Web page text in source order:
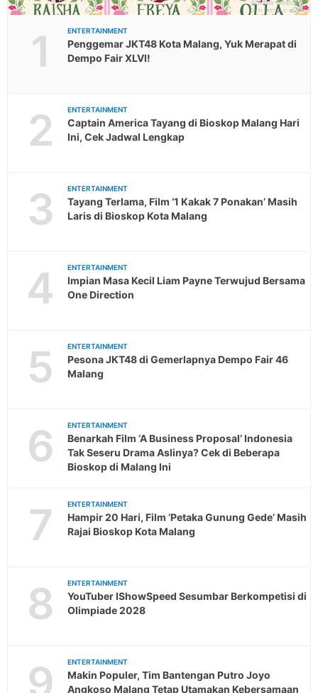
1 ENTERTAINMENT
Penggemar JKT48 Kota Malang, Yuk Merapat di
Dempo Fair XLVI!
2 ENTERTAINMENT
Captain America Tayang di Bioskop Malang Hari
Ini, Cek Jadwal Lengkap
3 ENTERTAINMENT
Tayang Terlama, Film ‘1 Kakak 7 Ponakan’ Masih
Laris di Bioskop Kota Malang
4 ENTERTAINMENT
Impian Masa Kecil Liam Payne Terwujud Bersama
One Direction
5 ENTERTAINMENT
Pesona JKT48 di Gemerlapnya Dempo Fair 46
Malang
6 ENTERTAINMENT
Benarkah Film ‘A Business Proposal’ Indonesia
Tak Seseru Drama Aslinya? Cek di Beberapa
Bioskop di Malang Ini
7 ENTERTAINMENT
Hampir 20 Hari, Film ‘Petaka Gunung Gede’ Masih
Rajai Bioskop Kota Malang
8 ENTERTAINMENT
YouTuber IShowSpeed Sesumbar Berkompetisi di
Olimpiade 2028
9 ENTERTAINMENT
Makin Populer, Tim Bantengan Putro Joyo
Angkoso Malang Tetap Utamakan Kebersamaan